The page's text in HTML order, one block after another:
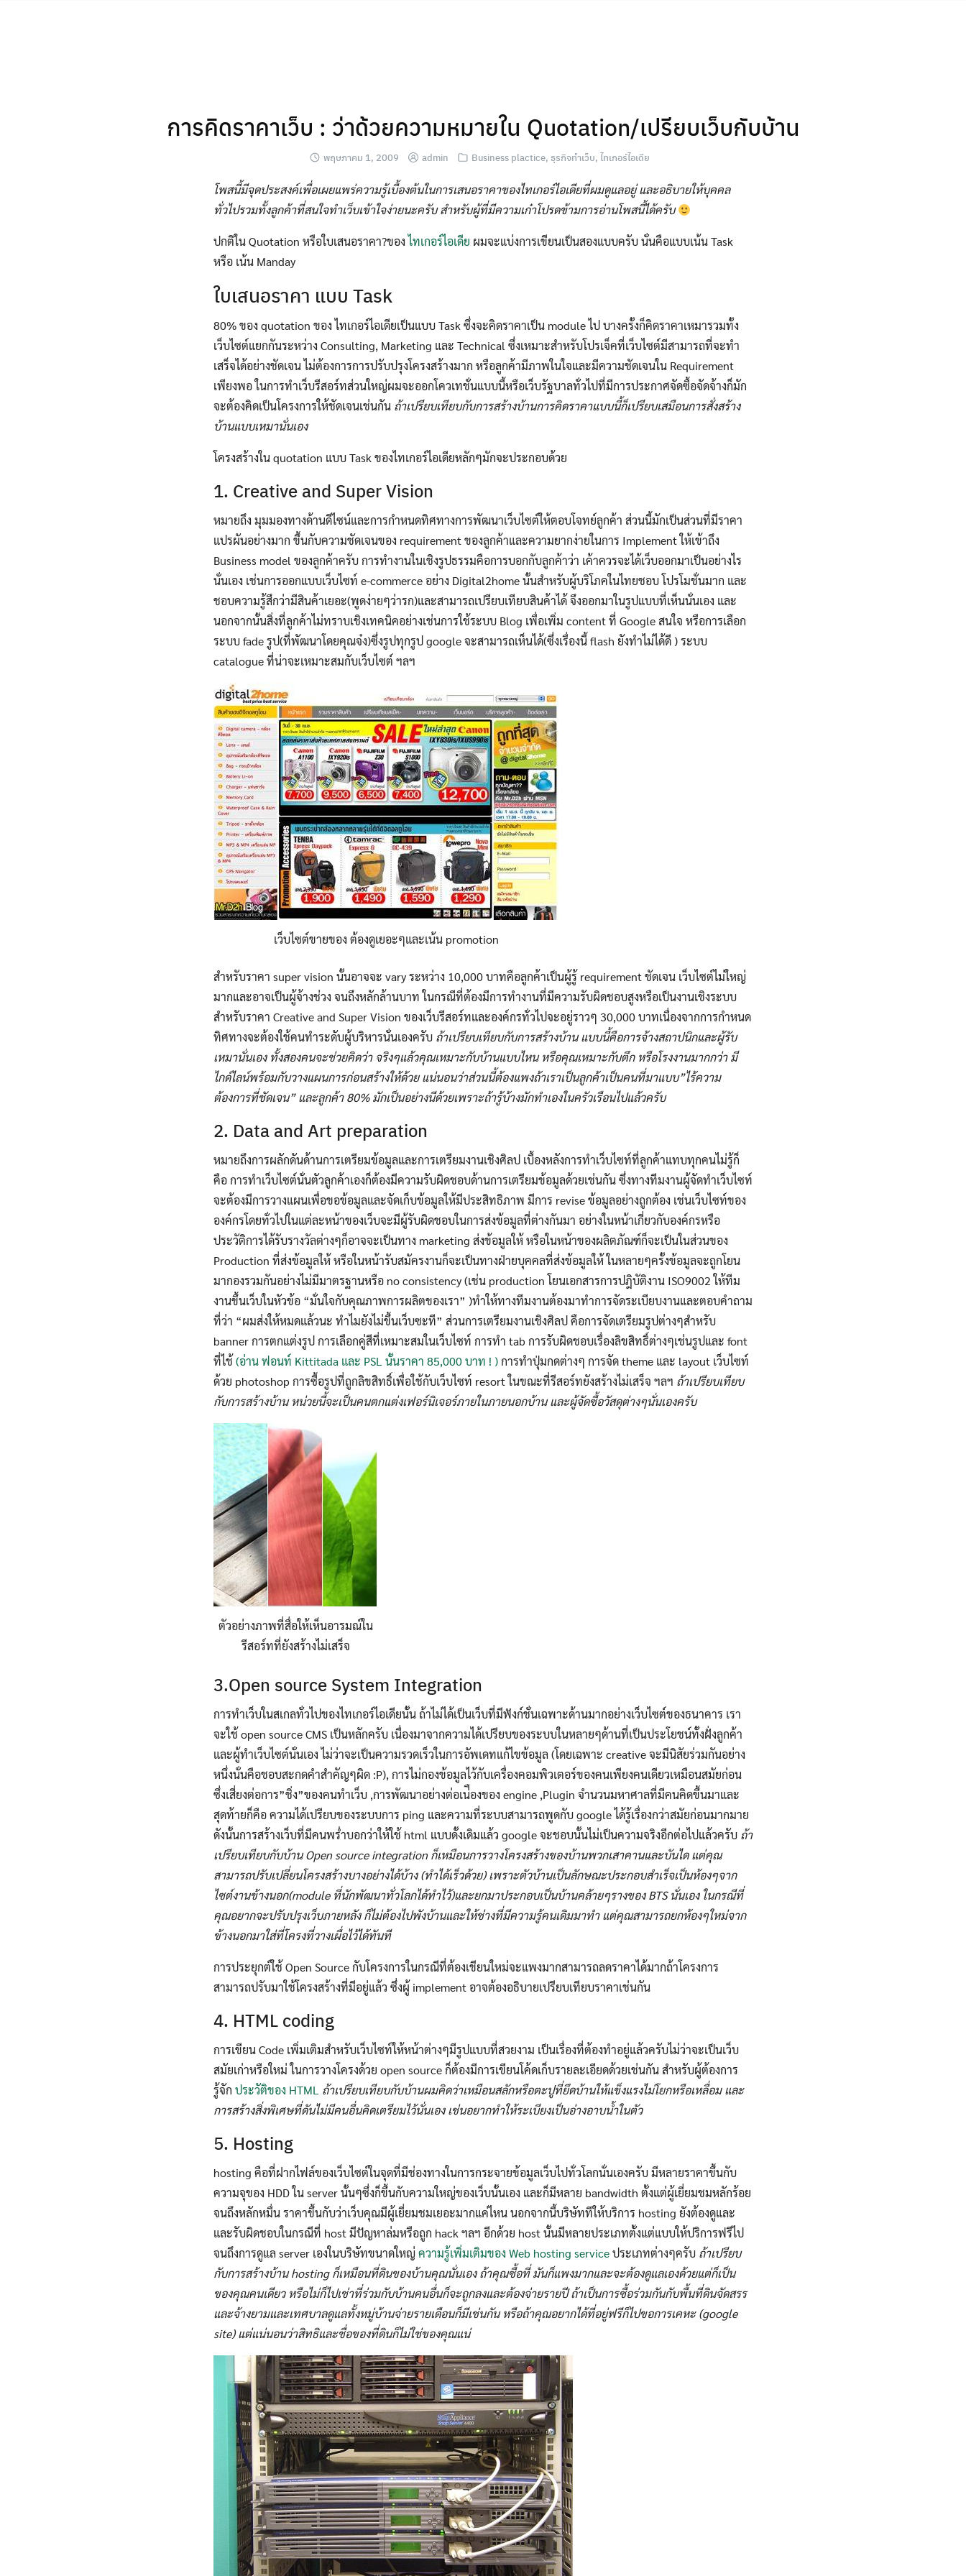
for:
การคิดราคาเว็บ : ว่าด้วยความหมายใน Quotation/เปรียบเว็บกับบ้าน
พฤษภาคม 1, 2009 admin Business plactice, ธุรกิจทำเว็บ, ไทเกอร์ไอเดีย
โพสนี้มีจุดประสงค์เพื่อเผยแพร่ความรู้เบื้องต้นในการเสนอราคาของไทเกอร์ไอเดียที่ผมดูแลอยู่ และอธิบายให้บุคคล
ทั่วไปรวมทั้งลูกค้าที่สนใจทำเว็บเข้าใจง่ายนะครับ สำหรับผู้ที่มีความเก๋าโปรดข้ามการอ่านโพสนี้ได้ครับ
ปกติใน Quotation หรือใบเสนอราคา?ของไทเกอร์ไอเดีย ผมจะแบ่งการเขียนเป็นสองแบบครับ นั่นคือแบบเน้น Task
หรือ เน้น Manday
ใบเสนอราคา แบบ Task
80% ของ quotation ของ ไทเกอร์ไอเดียเป็นแบบ Task ซึ่งจะคิดราคาเป็น module ไป บางครั้งก็คิดราคาเหมารวมทั้ง
เว็บไซต์แยกกันระหว่าง Consulting, Marketing และ Technical ซึ่งเหมาะสำหรับโปรเจ็คที่เว็บไซต์มีสามารถที่จะทำ
เสร็จได้อย่างชัดเจน ไม่ต้องการการปรับปรุงโครงสร้างมาก หรือลูกค้ามีภาพในใจและมีความชัดเจนใน Requirement
เพียงพอ ในการทำเว็บรีสอร์ทส่วนใหญ่ผมจะออกโควเทชั่นแบบนี้หรือเว็บรัฐบาลทั่วไปที่มีการประกาศจัดซื้อจัดจ้างก็มัก
จะต้องคิดเป็นโครงการให้ชัดเจนเช่นกัน ถ้าเปรียบเทียบกับการสร้างบ้านการคิดราคาแบบนี้ก็เปรียบเสมือนการสั่งสร้าง
บ้านแบบเหมานั่นเอง
โครงสร้างใน quotation แบบ Task ของไทเกอร์ไอเดียหลักๆมักจะประกอบด้วย
1. Creative and Super Vision
หมายถึง มุมมองทางด้านดีไซน์และการกำหนดทิศทางการพัฒนาเว็บไซต์ให้ตอบโจทย์ลูกค้า ส่วนนี้มักเป็นส่วนที่มีราคา
แปรผันอย่างมาก ขึ้นกับความชัดเจนของ requirement ของลูกค้าและความยากง่ายในการ Implement ให้เข้าถึง
Business model ของลูกค้าครับ การทำงานในเชิงรูปธรรมคือการบอกกับลูกค้าว่า เค้าควรจะได้เว็บออกมาเป็นอย่างไร
นั่นเอง เช่นการออกแบบเว็บไซท์ e-commerce อย่าง Digital2home นั้นสำหรับผู้บริโภคในไทยชอบ โปรโมชั่นมาก และ
ชอบความรู้สึกว่ามีสินค้าเยอะ(พูดง่ายๆว่ารก)และสามารถเปรียบเทียบสินค้าได้ จึงออกมาในรูปแบบที่เห็นนั่นเอง และ
นอกจากนั้นสิ่งที่ลูกค้าไม่ทราบเชิงเทคนิคอย่างเช่นการใช้ระบบ Blog เพื่อเพิ่ม content ที่ Google สนใจ หรือการเลือก
ระบบ fade รูป(ที่พัฒนาโดยคุณจ๋ง)ซึ่งรูปทุกรูป google จะสามารถเห็นได้(ซึ่งเรื่องนี้ flash ยังทำไม่ได้ดี ) ระบบ
catalogue ที่น่าจะเหมาะสมกับเว็บไซต์ ฯลฯ
เว็บไซต์ขายของ ต้องดูเยอะๆและเน้น promotion
สำหรับราคา super vision นั้นอาจจะ vary ระหว่าง 10,000 บาทคือลูกค้าเป็นผู้รู้ requirement ชัดเจน เว็บไซต์ไม่ใหญ่
มากและอาจเป็นผู้จ้างช่วง จนถึงหลักล้านบาท ในกรณีที่ต้องมีการทำงานที่มีความรับผิดชอบสูงหรือเป็นงานเชิงระบบ
สำหรับราคา Creative and Super Vision ของเว็บรีสอร์ทและองค์กรทั่วไปจะอยู่ราวๆ 30,000 บาทเนื่องจากการกำหนด
ทิศทางจะต้องใช้คนทำระดับผู้บริหารนั่นเองครับ ถ้าเปรียบเทียบกับการสร้างบ้าน แบบนี้คือการจ้างสถาปนิกและผู้รับ
เหมานั่นเอง ทั้งสองคนจะช่วยคิดว่า จริงๆแล้วคุณเหมาะกับบ้านแบบไหน หรือคุณเหมาะกับตึก หรือโรงงานมากกว่า มี
ไกด์ไลน์พร้อมกับวางแผนการก่อนสร้างให้ด้วย แน่นอนว่าส่วนนี้ต้องแพงถ้าเราเป็นลูกค้าเป็นคนที่มาแบบ”ไร้ความ
ต้องการที่ชัดเจน” และลูกค้า 80% มักเป็นอย่างนีด้วยเพราะถ้ารู้บ้างมักทำเองในครัวเรือนไปแล้วครับ
2. Data and Art preparation
หมายถึงการผลักดันด้านการเตรียมข้อมูลและการเตรียมงานเชิงศิลป เบื้องหลังการทำเว็บไซท์ที่ลูกค้าแทบทุกคนไม่รู้ก็
คือ การทำเว็บไซต์นั่นตัวลูกค้าเองก็ต้องมีความรับผิดชอบด้านการเตรียมข้อมูลด้วยเช่นกัน ซึ่งทางทีมงานผู้จัดทำเว็บไซท์
จะต้องมีการวางแผนเพื่อขอข้อมูลและจัดเก็บข้อมูลให้มีประสิทธิภาพ มีการ revise ข้อมูลอย่างถูกต้อง เช่นเว็บไซท์ของ
องค์กรโดยทั่วไปในแต่ละหน้าของเว็บจะมีผู้รับผิดชอบในการส่งข้อมูลที่ต่างกันมา อย่างในหน้าเกี่ยวกับองค์กรหรือ
ประวัติการได้รับรางวัลต่างๆก็อาจจะเป็นทาง marketing ส่งข้อมูลให้ หรือในหน้าของผลิตภัณฑ์ก็จะเป็นในส่วนของ
Production ที่ส่งข้อมูลให้ หรือในหน้ารับสมัครงานก็จะเป็นทางฝ่ายบุคคลที่ส่งข้อมูลให้ ในหลายๆครั้งข้อมูลจะถูกโยน
มากองรวมกันอย่างไม่มีมาตรฐานหรือ no consistency (เช่น production โยนเอกสารการปฎิบัติงาน ISO9002 ให้ทีม
งานขึ้นเว็บในหัวข้อ “มั่นใจกับคุณภาพการผลิตของเรา” )ทำให้ทางทีมงานต้องมาทำการจัดระเบียบงานและตอบคำถาม
ที่ว่า “ผมส่งให้หมดแล้วนะ ทำไมยังไม่ขึ้นเว็บซะที” ส่วนการเตรียมงานเชิงศิลป คือการจัดเตรียมรูปต่างๆสำหรับ
banner การตกแต่งรูป การเลือกคู่สีที่เหมาะสมในเว็บไซท์ การทำ tab การรับผิดชอบเรื่องลิขสิทธิ์ต่างๆเช่นรูปและ font
ที่ไช้(อ่าน ฟอนท์ Kittitada และ PSL นั้นราคา 85,000 บาท ! )การทำปุ่มกดต่างๆ การจัด theme และ layout เว็บไซท์
ด้วย photoshop การซื้อรูปที่ถูกลิขสิทธิ์เพื่อใช้กับเว็บไซท์ resort ในขณะที่รีสอร์ทยังสร้างไม่เสร็จ ฯลฯ ถ้าเปรียบเทียบ
กับการสร้างบ้าน หน่วยนี้จะเป็นคนตกแต่งเฟอร์นิเจอร์ภายในภายนอกบ้าน และผู้จัดซื้อวัสดุต่างๆนั่นเองครับ
ตัวอย่างภาพที่สื่อให้เห็นอารมณ์ใน
รีสอร์ทที่ยังสร้างไม่เสร็จ
3.Open source System Integration
การทำเว็บในสเกลทั่วไปของไทเกอร์ไอเดียนั้น ถ้าไม่ได้เป็นเว็บที่มีฟังก์ชั่นเฉพาะด้านมากอย่างเว็บไซต์ของธนาคาร เรา
จะใช้ open source CMS เป็นหลักครับ เนื่องมาจากความได้เปรียบของระบบในหลายๆด้านที่เป็นประโยชน์ทั้งฝั่งลูกค้า
และผู้ทำเว็บไซต์นั่นเอง ไม่ว่าจะเป็นความรวดเร็วในการอัพเดทแก้ไขข้อมูล (โดยเฉพาะ creative จะมีนิสัยร่วมกันอย่าง
หนึ่งนั่นคือชอบสะกดคำสำคัญๆผิด :P), การไม่กองข้อมูลไว้กับเครื่องคอมพิวเตอร์ของคนเพียงคนเดียวเหมือนสมัยก่อน
ซึ่งเสี่ยงต่อการ”ชิ่ง”ของคนทำเว็บ ,การพัฒนาอย่างต่อเน่ืองของ engine ,Plugin จำนวนมหาศาลที่มีคนคิดขึ้นมาและ
สุดท้ายก็คือ ความได้เปรียบของระบบการ ping และความที่ระบบสามารถพูดกับ google ได้รู้เรื่องกว่าสมัยก่อนมากมาย
ดังนั้นการสร้างเว็บที่มีคนพร่ำบอกว่าให้ใช้ html แบบดั้งเดิมแล้ว google จะชอบนั้นไม่เป็นความจริงอีกต่อไปแล้วครับ ถ้า
เปรียบเทียบกับบ้าน Open source integration ก็เหมือนการวางโครงสร้างของบ้านพวกเสาคานและบันได แต่คุณ
สามารถปรับเปลี่ยนโครงสร้างบางอย่างได้บ้าง (ทำได้เร็วด้วย) เพราะตัวบ้านเป็นลักษณะประกอบสำเร็จเป็นห้องๆจาก
ไซต์งานข้างนอก(module ที่นักพัฒนาทั่วโลกได้ทำไว้)และยกมาประกอบเป็นบ้านคล้ายๆรางของ BTS นั่นเอง ในกรณีที่
คุณอยากจะปรับปรุงเว็บภายหลัง ก็ไม่ต้องไปพังบ้านและให้ช่างที่มีความรู้คนเดิมมาทำ แต่คุณสามารถยกห้องๆใหม่จาก
ข้างนอกมาใส่ที่โครงที่วางเผื่อไว้ได้ทันที
การประยุกต์ใช้ Open Source กับโครงการในกรณีที่ต้องเขียนใหม่จะแพงมากสามารถลดราคาได้มากถ้าโครงการ
สามารถปรับมาใช้โครงสร้างที่มีอยู่แล้ว ซึ่งผู้ implement อาจต้องอธิบายเปรียบเทียบราคาเช่นกัน
4. HTML coding
การเขียน Code เพิ่มเติมสำหรับเว็บไซท์ให้หน้าต่างๆมีรูปแบบที่สวยงาม เป็นเรื่องที่ต้องทำอยู่แล้วครับไม่ว่าจะเป็นเว็บ
สมัยเก่าหรือใหม่ ในการวางโครงด้วย open source ก็ต้องมีการเขียนโค้ดเก็บรายละเอียดด้วยเช่นกัน สำหรับผู้ต้องการ
รู้จัก ประวัติของ HTML ถ้าเปรียบเทียบกับบ้านผมคิดว่าเหมือนสลักหรือตะปูที่ยึดบ้านให้แข็งแรงไม่โยกหรือเหลื่อม และ
การสร้างสิ่งพิเศษที่ดันไม่มีคนอื่นคิดเตรียมไว้นั่นเอง เช่นอยากทำให้ระเบียงเป็นอ่างอาบน้ำในตัว
5. Hosting
hosting คือที่ฝากไฟล์ของเว็บไซต์ในจุดที่มีช่องทางในการกระจายข้อมูลเว็บไปทั่วโลกนั่นเองครับ มีหลายราคาขึ้นกับ
ความจุของ HDD ใน server นั้นๆซึ่งก็ขึ้นกับความใหญ่ของเว็บนั้นเอง และก็มีหลาย bandwidth ตั้งแต่ผู้เยี่ยมชมหลักร้อย
จนถึงหลักหมื่น ราคาขึ้นกับว่าเว็บคุณมีผู้เยี่ยมชมเยอะมากแค่ไหน นอกจากนี้บริษัททีให้บริการ hosting ยังต้องดูและ
และรับผิดชอบในกรณีที่ host มีปัญหาล่มหรือถูก hack ฯลฯ อีกด้วย host นั้นมีหลายประเภทตั้งแต่แบบให้ปริการฟรีไป
จนถึงการดูแล server เองในบริษัทขนาดใหญ่ ความรู้เพิ่มเติมของ Web hosting serviceประเภทต่างๆครับ ถ้าเปรียบ
กับการสร้างบ้าน hosting ก็เหมือนที่ดินของบ้านคุณนั่นเอง ถ้าคุณซื้อที่ มันก็แพงมากและจะต้องดูแลเองด้วยแต่ก็เป็น
ของคุณคนเดียว หรือไม่ก็ไปเช่าที่ร่วมกับบ้านคนอื่นก็จะถูกลงและต้องจ่ายรายปี ถ้าเป็นการซื้อร่วมกันกับพื้นที่ดินจัดสรร
และจ้างยามและเทศบาลดูแลทั้งหมู่บ้านจ่ายรายเดือนก็มีเช่นกัน หรือถ้าคุณอยากได้ที่อยู่ฟรีก็ไปขอการเคหะ (google
site) แต่แน่นอนว่าสิทธิและชื่อของที่ดินก็ไม่ใช่ของคุณแน่